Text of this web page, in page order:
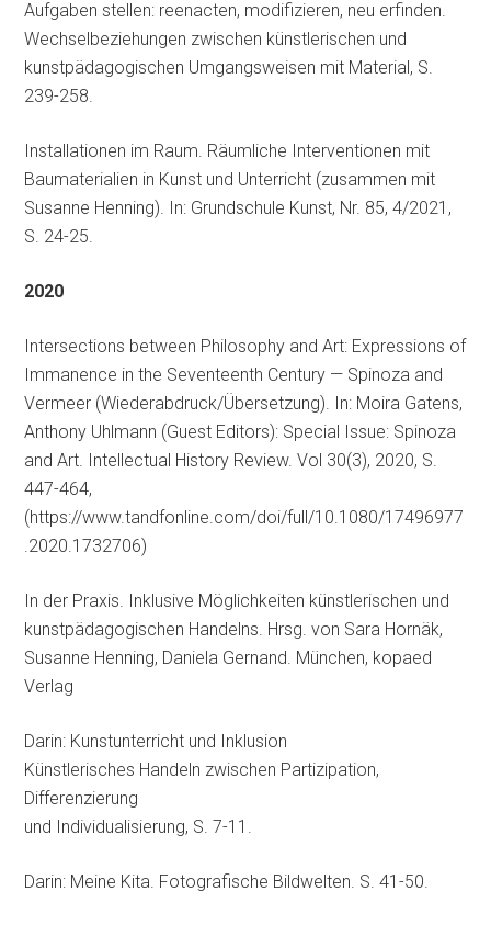
Aufgaben stellen: reenacten, modifizieren, neu erfinden.
Wechselbeziehungen zwischen künstlerischen und
kunstpädagogischen Umgangsweisen mit Material, S.
239-258.
Installationen im Raum. Räumliche Interventionen mit
Baumaterialien in Kunst und Unterricht (zusammen mit
Susanne Henning). In: Grundschule Kunst, Nr. 85, 4/2021,
S. 24-25.
2020
Intersections between Philosophy and Art: Expressions of
Immanence in the Seventeenth Century — Spinoza and
Vermeer (Wiederabdruck/Übersetzung). In: Moira Gatens,
Anthony Uhlmann (Guest Editors): Special Issue: Spinoza
and Art. Intellectual History Review. Vol 30(3), 2020, S.
447-464,
(https://www.tandfonline.com/doi/full/10.1080/17496977
.2020.1732706)
In der Praxis. Inklusive Möglichkeiten künstlerischen und
kunstpädagogischen Handelns. Hrsg. von Sara Hornäk,
Susanne Henning, Daniela Gernand. München, kopaed
Verlag
Darin: Kunstunterricht und Inklusion
Künstlerisches Handeln zwischen Partizipation,
Differenzierung
und Individualisierung, S. 7-11.
Darin: Meine Kita. Fotografische Bildwelten. S. 41-50.